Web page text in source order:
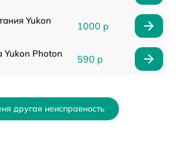
Yukon
1000 р
Yukon Photon
590 р
другая неисправность